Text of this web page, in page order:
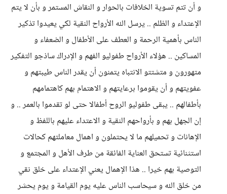
و أن تتم تسوية الخلافات بالحوار و النقاش المستمر و بأن لا يتم
الإعتداء و الظلم .. يرسل الله الأرواح النقية لكي يعيدوا تذكير
الناس بأهمية الرحمة و العطف على الأطفال و الضعفاء و
المساكين .. هؤلاء الأرواح طفوليو الفهم و الإدراك ساذجو التفكير
متهورون و متشتتو الانتباه يتمنون أن يقدر الناس طيبتهم و
عفويتهم و أن يقوموا برعايتهم و الاهتمام بهم كاهتمامهم
بأطفالهم .. يبقى طفوليو الروح أطفالا حتى لو تقدموا بالعمر .. و
إن الجهل بهم و بأرواحهم النقية و الاعتداء عليهم باللفظ و
الإهانات و تحميلهم ما لا يحتملون و اهمال معاملتهم كحالات
استثنائية تستحق العناية الفائقة من طرف الأهل و المجتمع و
التوصية بهم خيرا .. هذا الإهمال يعني الإعتداء على خلق نقي
من خلق الله و سيحاسب الناس عليه يوم القيامة و يوم يحشر